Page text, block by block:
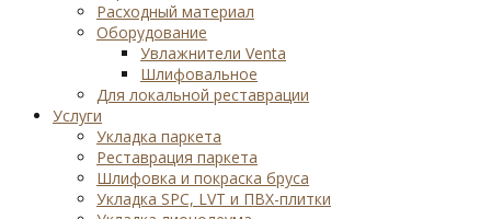
Расходный материал
Оборудование
Увлажнители Venta
Шлифовальное
Для локальной реставрации
Услуги
Укладка паркета
Реставрация паркета
Шлифовка и покраска бруса
Укладка SPC, LVT и ПВХ-плитки